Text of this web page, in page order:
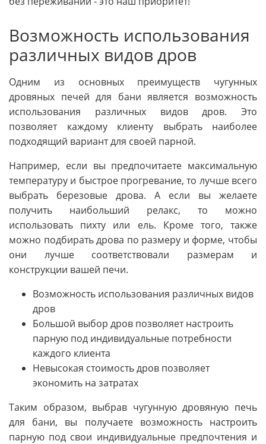
Возможность использования
различных видов дров
Одним из основных преимуществ чугунных
дровяных печей для бани является возможность
использования различных видов дров. Это
позволяет каждому клиенту выбрать наиболее
подходящий вариант для своей парной.
Например, если вы предпочитаете максимальную
температуру и быстрое прогревание, то лучше всего
выбрать березовые дрова. А если вы желаете
получить наибольший релакс, то можно
использовать пихту или ель. Кроме того, также
можно подбирать дрова по размеру и форме, чтобы
они лучше соответствовали размерам и
конструкции вашей печи.
Возможность использования различных видов
дров
Большой выбор дров позволяет настроить
парную под индивидуальные потребности
каждого клиента
Невысокая стоимость дров позволяет
экономить на затратах
Таким образом, выбрав чугунную дровяную печь
для бани, вы получаете возможность настроить
парную под свои индивидуальные предпочтения и